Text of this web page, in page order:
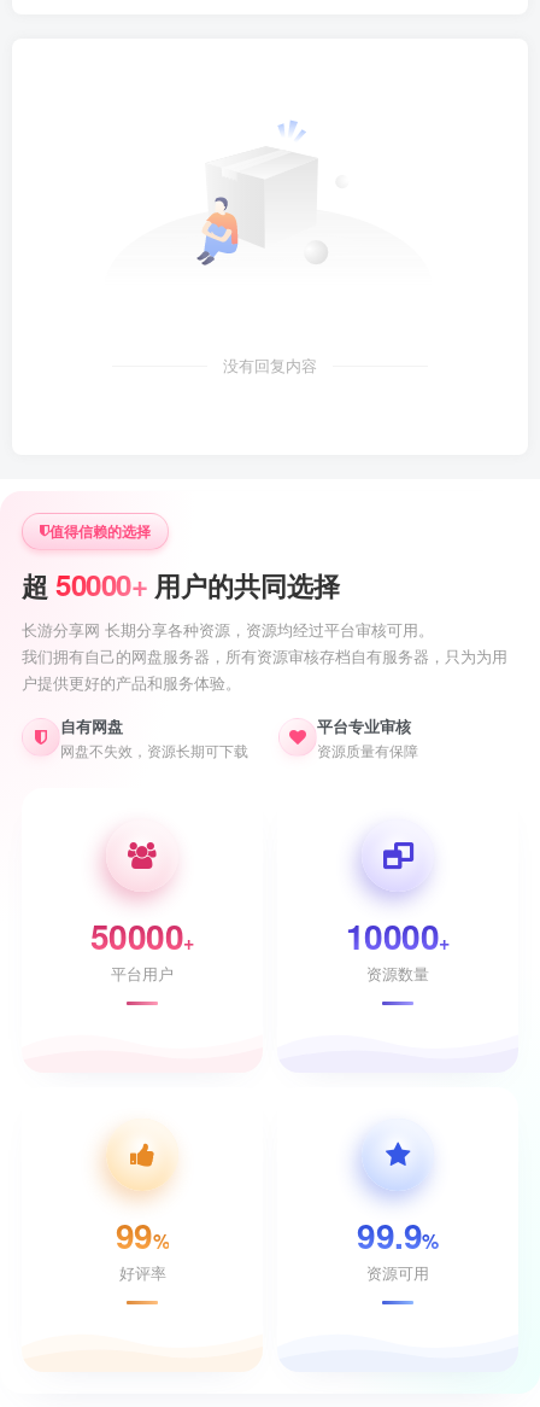
没有回复内容
值得信赖的选择
超 50000+ 用户的共同选择
长游分享网 长期分享各种资源，资源均经过平台审核可用。
我们拥有自己的网盘服务器，所有资源审核存档自有服务器，只为为用
户提供更好的产品和服务体验。
自有网盘
网盘不失效，资源长期可下载
平台专业审核
资源质量有保障
50000+
平台用户
10000+
资源数量
99%
好评率
99.9%
资源可用